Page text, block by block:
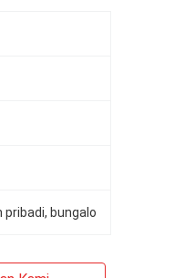
pribadi, bungalo